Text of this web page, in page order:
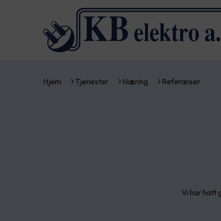
Hjem Tjenester Næring Referanser
Vi har hatt